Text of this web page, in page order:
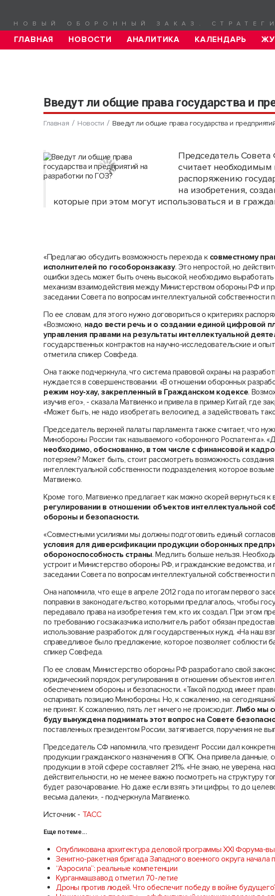
НОВЫЙ ОБОРОННЫЙ ЗАКАЗ.
ГЛАВНАЯ НОВОСТИ АНАЛИТИКА КАЛЕНДАРЬ
Введут ли общие права государства и
Главная Новости Введут ли общие права государства и
Председатель
считает необходимым
распоряжению
на изобретения,
которые при этом могут использоваться и в
«Предлагаю обсудить возможность перехода ксовместному
исполнителей по гособоронзаказу. Это непростой, но
ошибки здесь может быть очень высокой, необходимо
механизм взаимодействия между Министерством обороны РФ и
заседании Совета по вопросам интеллектуальной собственности
По ее словам, для этого нужно договориться о критериях
«Возможно, надо вести речь и о создании единой цифровой
управления правами на результаты интеллектуальной
государственных контрактов на научно-исследовательские и
отметила спикер Совфеда.
Она также подчеркнула, что система правовой охраны на
нуждается в совершенствовании. «В отношении оборонных
режим ноу-хау, закрепленный в Гражданском кодексе.
изучив его», - сказала Матвиенко и привела в пример Китай, где
«Может быть, не надо изобретать велосипед, а задействовать
Председатель верхней палаты парламента также считает, что
Минобороны России так называемого «оборонного Роспатента».
необходимо, обоснованно, в том числе с финансовой и
потеряем? Может быть, стоит рассмотреть возможность
интеллектуальной собственности подразделения, которое
Матвиенко.
Кроме того, Матвиенко предлагает как можно скорей вернуться к
регулировании в отношении объектов интеллектуальной
обороны и безопасности.
«Совместными усилиями мы должны подготовить единый
условия для диверсификации продукции оборонных
обороноспособность страны. Медлить больше нельзя.
устроит и Министерство обороны РФ, и гражданские ведомства, и
заседании Совета по вопросам интеллектуальной собственности
Она напомнила, что еще в апреле 2012 года по итогам первого
поправки в законодательство, которыми предлагалось, чтобы
передавало права на изобретения тем, кто их создал. При этом
по требованию госзаказчика исполнитель работ обязан
использование разработок для государственных нужд. «На наш
справедливое было предложение, которое позволяет соблюсти
спикер Совфеда.
По ее словам, Министерство обороны РФ разработало свой
юридический порядок регулирования в отношении объектов
обеспечением обороны и безопасности. «Такой подход имеет
оспаривать позицию Минобороны. Но, к сожалению, на
не принят. К сожалению, пять лет ничего не происходит. Либо мы
буду вынуждена поднимать этот вопрос на Совете
поставленных президентом России, затягивается, поручения не
Председатель СФ напомнила, что президент России дал
продукции гражданского назначения в ОПК. Она привела данные,
продукции в этой сфере составляет 21%. «Не знаю, не уверена,
действительности, но не менее важно посмотреть на структуру
будет разочарование. Но даже если взять эти цифры, то до
весьма далеки», - подчеркнула Матвиенко.
Источник - ТАСС
Еще по теме...
Опубликована архитектура деловой программы XXI Форума-
Зенитно-ракетная бригада Западного военного округа
“Аэросила”: реальные компетенции
Курганмашзавод отметил 70-летие
Дроны против людей. Что обеспечит победу в войне